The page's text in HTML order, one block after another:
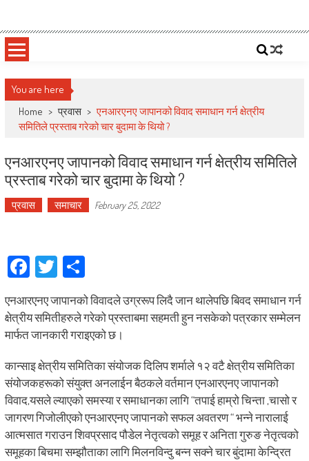
content
Deepshree Online
You are here
Home > प्रवास > एनआरएनए जापानको विवाद समाधान गर्न क्षेत्रीय
समितिले प्रस्ताब गरेको चार बुदामा के थियो ?
एनआरएनए जापानको विवाद समाधान गर्न क्षेत्रीय समितिले
प्रस्ताब गरेको चार बुदामा के थियो ?
प्रवास समाचार February 25, 2022
Facebook
TwitterShare
एनआरएनए जापानको विवादले उग्ररूप लिदै जान थालेपछि बिवद समाधान गर्न
क्षेत्रीय समितीहरुले गरेको प्रस्ताबमा सहमती हुन नसकेको पत्रकार सम्मेलन
मार्फत जानकारी गराइएको छ।
कान्साइ क्षेत्रीय समितिका संयोजक दिलिप शर्माले १२ वटै क्षेत्रीय समितिका
संयोजकहरूको संयुक्त अनलाईन बैठकले वर्तमान एनआरएनए जापानको
विवाद,यसले ल्याएको समस्या र समाधानका लागि “तपाई हाम्रो चिन्ता ,चासो र
जागरण गिजोलीएको एनआरएनए जापानको सफल अवतरण “ भन्ने नारालाई
आत्मसात गराउन शिवप्रसाद पौडेल नेतृत्वको समूह र अनिता गुरुङ नेतृत्वको
समूहका बिचमा सम्झौताका लागि मिलनविन्दु बन्न सक्ने चार बुंदामा केन्द्रित